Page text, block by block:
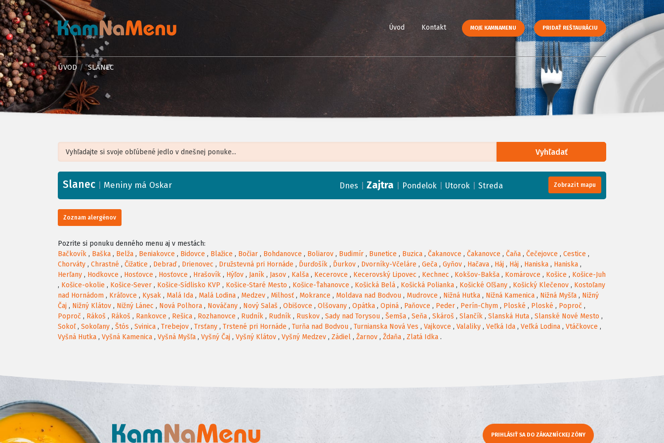
Úvod Kontakt MOJE KAMNAMENU PRIDAŤ REŠTAURÁCIU
ÚVOD SLANEC
Vyhľadať
+
−
Slanec Meniny má Oskar Dnes Zajtra Pondelok Utorok Streda Zobrazit mapu
Zoznam alergénov
Pozrite si ponuku denného menu aj v mestách:
Bačkovík , Baška , Belža , Beniakovce , Bidovce , Blažice , Bočiar , Bohdanovce , Boliarov , Budimír , Bunetice , Buzica , Čakanovce , Čakanovce , Čaňa , Čečejovce , Cestice ,
Chorváty , Chrastné , Čižatice , Debraď, Drienovec , Družstevná pri Hornáde , Ďurďošík , Ďurkov , Dvorníky-Včeláre , Geča , Gyňov , Hačava , Háj , Háj , Haniska , Haniska ,
Herľany , Hodkovce , Hosťovce , Hosťovce , Hrašovík , Hýľov , Janík , Jasov , Kalša , Kecerovce , Kecerovský Lipovec , Kechnec , Kokšov-Bakša , Komárovce , Košice , Košice-Juh
, Košice-okolie , Košice-Sever , Košice-Sídlisko KVP , Košice-Staré Mesto , Košice-Ťahanovce , Košická Belá , Košická Polianka , Košické Oľšany , Košický Klečenov , Kostoľany
nad Hornádom , Kráľovce , Kysak , Malá Ida , Malá Lodina , Medzev , Milhosť , Mokrance , Moldava nad Bodvou , Mudrovce , Nižná Hutka , Nižná Kamenica , Nižná Myšľa , Nižný
Čaj , Nižný Klátov , Nižný Lánec , Nová Polhora , Nováčany , Nový Salaš , Obišovce , Olšovany , Opátka , Opiná , Paňovce , Peder , Perín-Chym , Ploské , Ploské , Poproč ,
Poproč , Rákoš , Rákoš , Rankovce , Rešica , Rozhanovce , Rudník , Rudník , Ruskov , Sady nad Torysou , Šemša , Seňa , Skároš , Slančík , Slanská Huta , Slanské Nové Mesto ,
Sokoľ, Sokoľany , Štós , Svinica , Trebejov , Trsťany , Trstené pri Hornáde , Turňa nad Bodvou , Turnianska Nová Ves , Vajkovce , Valaliky , Veľká Ida , Veľká Lodina , Vtáčkovce ,
Vyšná Hutka , Vyšná Kamenica , Vyšná Myšľa , Vyšný Čaj , Vyšný Klátov , Vyšný Medzev , Zádiel , Žarnov , Ždaňa , Zlatá Idka .
PRIHLÁSIŤ SA DO ZÁKAZNÍCKEJ ZÓNY